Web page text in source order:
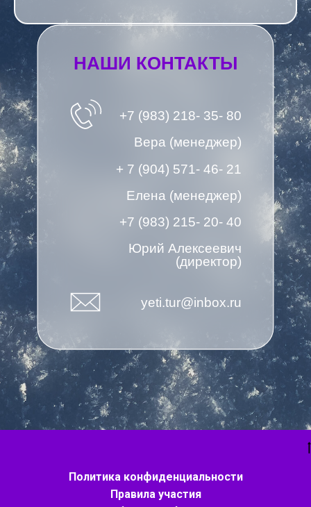
НАШИ КОНТАКТЫ
+7 (983) 218- 35- 80
Вера (менеджер)
+ 7 (904) 571- 46- 21
Елена (менеджер)
+7 (983) 215- 20- 40
Юрий Алексеевич
(директор)
yeti.tur@inbox.ru
Политика конфиденциальности
Правила участия